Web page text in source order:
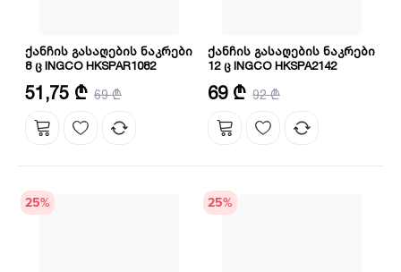
ქანჩის გასაღების ნაკრები
8 ც INGCO HKSPAR1082
ზომა: 8 მმ,10 მმ,12 მმ,13 მმ,14
მმ,15 მმ,17 მმ,19 მმ
მასალა: CRV
რაოდენობა: 8
51,75 ₾ 69 ₾
ქანჩის გასაღების ნაკრები
12 ც INGCO HKSPA2142
რაოდენობა: 12
69 ₾ 92 ₾
25% 25%